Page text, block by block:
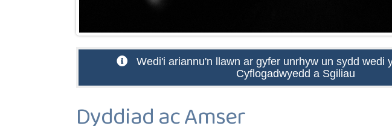
Wedi'i ariannu'n llawn ar gyfer unrhyw un sydd wedi
Cyflogadwyedd a Sgiliau
Dyddiad ac Amser